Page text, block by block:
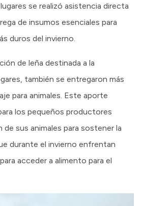
se realizó asistencia directa
de insumos esenciales para
duros del invierno.
de leña destinada a la
también se entregaron más
para animales. Este aporte
los pequeños productores
de sus animales para sostener la
durante el invierno enfrentan
acceder a alimento para el